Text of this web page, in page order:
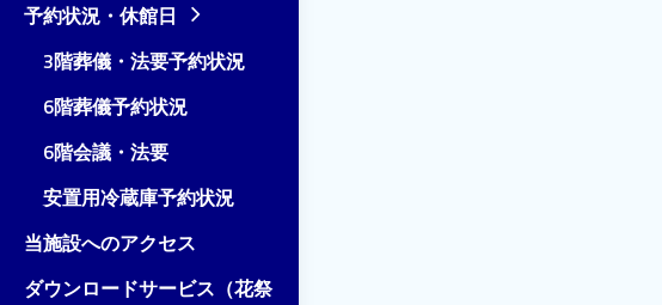
予約状況・休館日
3階葬儀・法要予約状況
6階葬儀予約状況
6階会議・法要
安置用冷蔵庫予約状況
当施設へのアクセス
ダウンロードサービス（花祭